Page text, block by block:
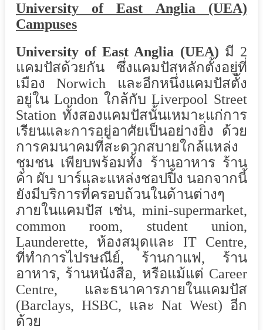
University of East Anglia (UEA)
Campuses
University of East Anglia (UEA) มี 2
แคมปัสด้วยกัน ซึ่งแคมปัสหลักตั้งอยู่ที่
เมือง Norwich และอีกหนึ่งแคมปัสตั้ง
อยู่ใน London ใกล้กับ Liverpool Street
Station ทั้งสองแคมปัสนั้นเหมาะแก่การ
เรียนและการอยู่อาศัยเป็นอย่างยิ่ง ด้วย
การคมนาคมที่สะดวกสบายใกล้แหล่ง
ชุมชน เพียบพร้อมทั้ง ร้านอาหาร ร้าน
ค้า ผับ บาร์และแหล่งชอปปิ้ง นอกจากนี้
ยังมีบริการที่ครอบถ้วนในด้านต่างๆ
ภายในแคมปัส เช่น, mini-supermarket,
common room, student union,
Launderette, ห้องสมุดและ IT Centre,
ที่ทำการไปรษณีย์, ร้านกาแฟ, ร้าน
อาหาร, ร้านหนังสือ, หรือแม้แต่ Career
Centre, และธนาคารภายในแคมปัส
(Barclays, HSBC, และ Nat West) อีก
ด้วย